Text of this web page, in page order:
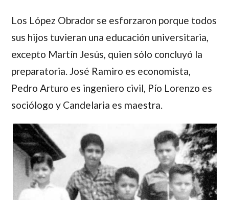
Los López Obrador se esforzaron porque todos
sus hijos tuvieran una educación universitaria,
excepto Martín Jesús, quien sólo concluyó la
preparatoria. José Ramiro es economista,
Pedro Arturo es ingeniero civil, Pío Lorenzo es
sociólogo y Candelaria es maestra.